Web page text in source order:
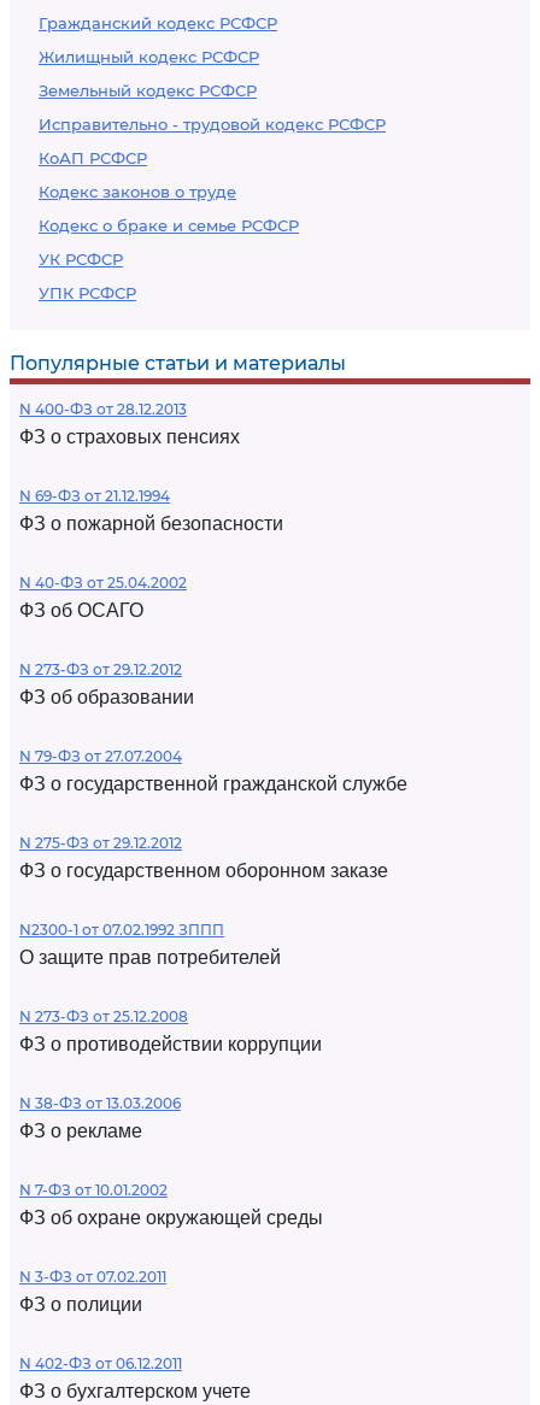
Гражданский кодекс РСФСР
Жилищный кодекс РСФСР
Земельный кодекс РСФСР
Исправительно - трудовой кодекс РСФСР
КоАП РСФСР
Кодекс законов о труде
Кодекс о браке и семье РСФСР
УК РСФСР
УПК РСФСР
Популярные статьи и материалы
N 400-ФЗ от 28.12.2013
ФЗ о страховых пенсиях
N 69-ФЗ от 21.12.1994
ФЗ о пожарной безопасности
N 40-ФЗ от 25.04.2002
ФЗ об ОСАГО
N 273-ФЗ от 29.12.2012
ФЗ об образовании
N 79-ФЗ от 27.07.2004
ФЗ о государственной гражданской службе
N 275-ФЗ от 29.12.2012
ФЗ о государственном оборонном заказе
N2300-1 от 07.02.1992 ЗППП
О защите прав потребителей
N 273-ФЗ от 25.12.2008
ФЗ о противодействии коррупции
N 38-ФЗ от 13.03.2006
ФЗ о рекламе
N 7-ФЗ от 10.01.2002
ФЗ об охране окружающей среды
N 3-ФЗ от 07.02.2011
ФЗ о полиции
N 402-ФЗ от 06.12.2011
ФЗ о бухгалтерском учете